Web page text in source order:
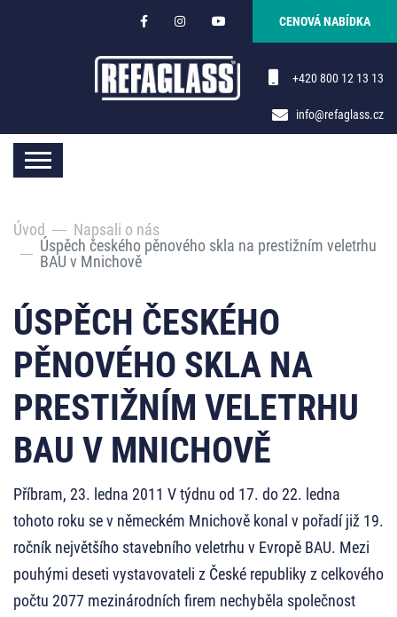
+420 800 12 13 13
info@refaglass.cz
CENOVÁ NABÍDKA
Úvod
Napsali o nás
Úspěch českého pěnového skla na prestižním veletrhu
BAU v Mnichově
ÚSPĚCH ČESKÉHO
PĚNOVÉHO SKLA NA
PRESTIŽNÍM VELETRHU
BAU V MNICHOVĚ
Příbram, 23. ledna 2011 V týdnu od 17. do 22. ledna
tohoto roku se v německém Mnichově konal v pořadí již 19.
ročník největšího stavebního veletrhu v Evropě BAU. Mezi
pouhými deseti vystavovateli z České republiky z celkového
počtu 2077 mezinárodních firem nechyběla společnost